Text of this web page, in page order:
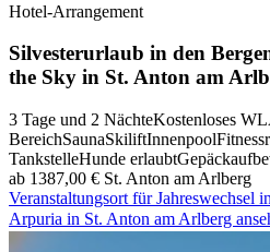
Hotel-Arrangement
Silvesterurlaub in den
the Sky in St. Anton am
3 Tage und 2 NächteKostenloses
BereichSaunaSkiliftInnenpool
TankstelleHunde erlaubt
ab 1387,00 € St. Anton am Arlberg
Veranstaltungsort für Jahreswechsel
Arpuria in St. Anton am Arlberg